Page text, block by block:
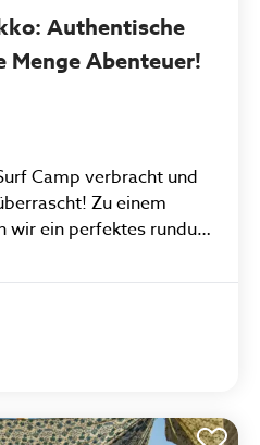
Authentische
Abenteuer!
Camp verbracht und
Zu einem
wir ein perfektes rundum
über die
hin zur Verpflegung
oder Pasta am
eingebunden
wurden nachts